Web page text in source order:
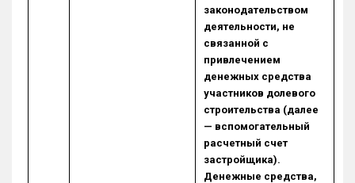
законодательством
деятельности, не
связанной с
привлечением
денежных средства
участников долевого
строительства (далее
— вспомогательный
расчетный счет
застройщика).
Денежные средства,